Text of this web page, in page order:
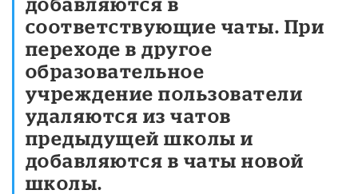
соответствующие чаты. При
переходе в другое
образовательное
учреждение пользователи
удаляются из чатов
предыдущей школы и
добавляются в чаты новой
школы.